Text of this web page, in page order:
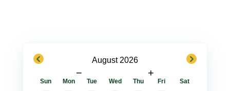
previous August 2026
− +
next
Sun Mon Tue Wed Thu Fri Sat